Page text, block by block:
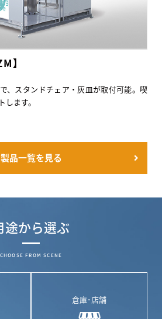
】
、スタンドチェア・灰皿が取付可能。喫
ます。
製品一覧を見る
途から選ぶ
CHOOSE FROM SCENE
倉庫･店舗